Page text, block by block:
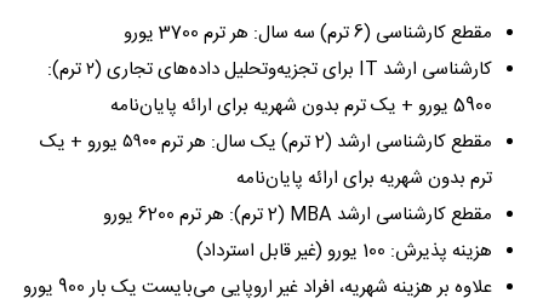
مقطع کارشناسی (6 ترم) سه سال: هر ترم 3700 یورو
کارشناسی ارشد IT برای تجزیه‌وتحلیل داده‌های تجاری (۲ ترم):
5900 یورو + یک ترم بدون شهریه برای ارائه پایان‌نامه
مقطع کارشناسی ارشد (2 ترم) یک سال: هر ترم ۵۹۰۰ یورو + یک
ترم بدون شهریه برای ارائه پایان‌نامه
مقطع کارشناسی ارشد MBA (2 ترم): هر ترم 6200 یورو
هزینه پذیرش: 100 یورو (غیر قابل استرداد)
علاوه بر هزینه شهریه، افراد غیر اروپایی می‌بایست یک بار 900 یورو